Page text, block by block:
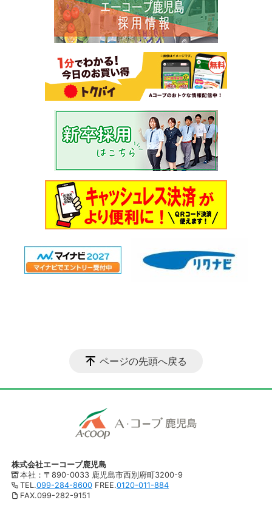
ページの先頭へ戻る
株式会社エーコープ鹿児島
本社：〒890-0033 鹿児島市西別府町3200-9
TEL.099-284-8600FREE.0120-011-884
FAX.099-282-9151